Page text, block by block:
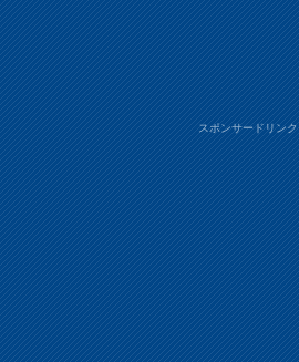
スポンサードリンク